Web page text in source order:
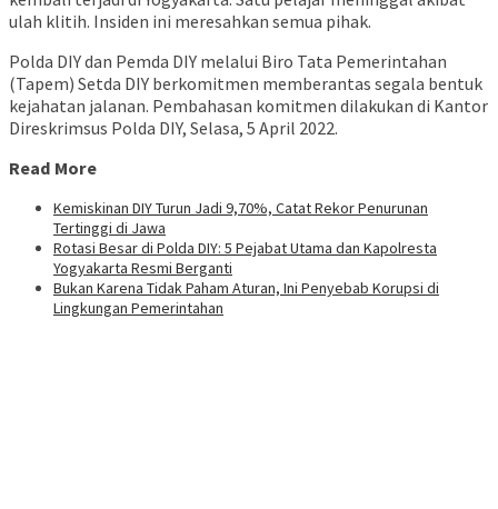
ulah klitih. Insiden ini meresahkan semua pihak.
Polda DIY dan Pemda DIY melalui Biro Tata Pemerintahan
(Tapem) Setda DIY berkomitmen memberantas segala bentuk
kejahatan jalanan. Pembahasan komitmen dilakukan di Kantor
Direskrimsus Polda DIY, Selasa, 5 April 2022.
Read More
Kemiskinan DIY Turun Jadi 9,70%, Catat Rekor Penurunan
Tertinggi di Jawa
Rotasi Besar di Polda DIY: 5 Pejabat Utama dan Kapolresta
Yogyakarta Resmi Berganti
Bukan Karena Tidak Paham Aturan, Ini Penyebab Korupsi di
Lingkungan Pemerintahan